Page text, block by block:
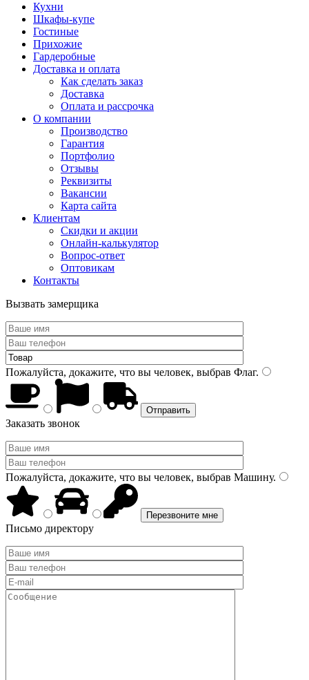
Кухни
Шкафы-купе
Гостиные
Прихожие
Гардеробные
Доставка и оплата
Как сделать заказ
Доставка
Оплата и рассрочка
О компании
Производство
Гарантия
Портфолио
Отзывы
Реквизиты
Вакансии
Карта сайта
Клиентам
Скидки и акции
Онлайн-калькулятор
Вопрос-ответ
Оптовикам
Контакты
Вызвать замерщика
Пожалуйста, докажите, что вы человек, выбрав Флаг.
Заказать звонок
Пожалуйста, докажите, что вы человек, выбрав Машину.
Письмо директору